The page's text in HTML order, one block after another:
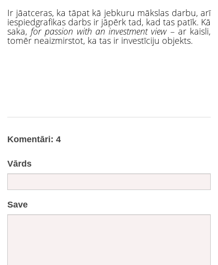
Ir jāatceras, ka tāpat kā jebkuru mākslas darbu, arī
iespiedgrafikas darbs ir jāpērk tad, kad tas patīk. Kā
saka, for passion with an investment view– ar kaisli,
tomēr neaizmirstot, ka tas ir investīciju objekts.
Komentāri: 4
Vārds
Save